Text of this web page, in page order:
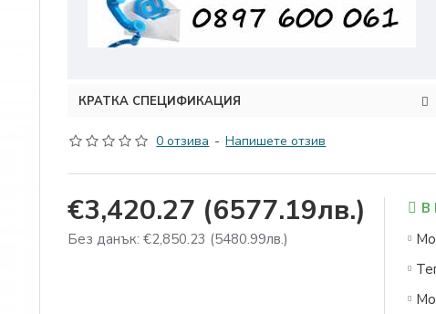
КРАТКА СПЕЦИФИКАЦИЯ
0 отзива - Напишете отзив
€3,420.27 (6577.19лв.)
Без данък: €2,850.23 (5480.99лв.)
В